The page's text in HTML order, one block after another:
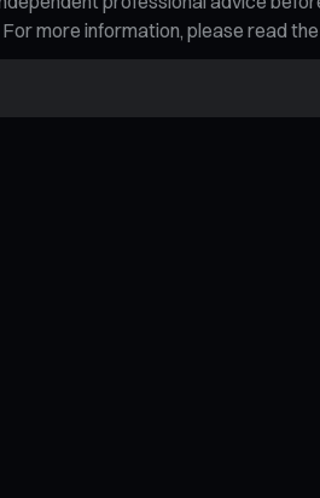
more information, please read the